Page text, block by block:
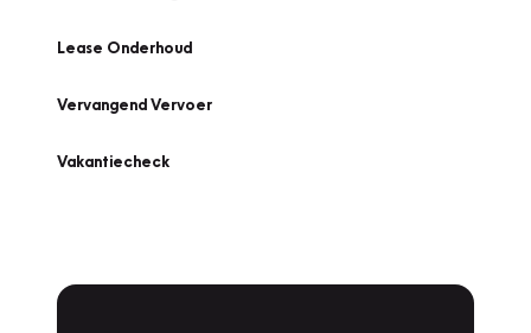
Lease Onderhoud
Vervangend Vervoer
Vakantiecheck